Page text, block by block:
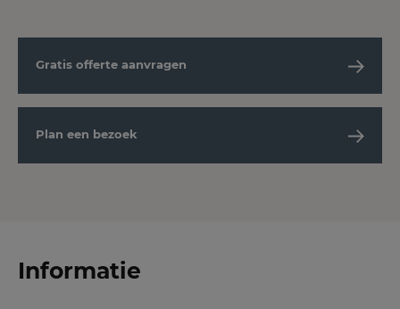
Gratis offerte aanvragen
Plan een bezoek
Informatie